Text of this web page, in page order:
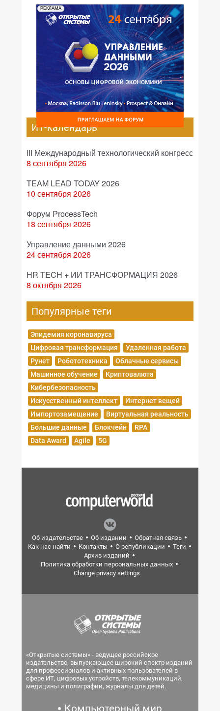
РЕКЛАМА
ИТ-календарь
III Международный технологический конгресс
8 сентября 2026
TEAM LEAD TODAY 2026
10 сентября 2026
Форум ProcessTech
18 сентября 2026
Управление данными 2026
24 сентября 2026
HR TECH + ИИ ТРАНСФОРМАЦИЯ 2026
8 октября 2026
Популярные теги
Эпидемия коронавируса
Цифровая трансформация
Удаленная работа
Рунет
Робототехника
Облачные сервисы
Машинное обучение
Криптовалюта
Кибербезопасность
Искусственный интеллект
Интернет вещей
Импортозамещение
Виртуальная реальность
Большие данные
Блокчейн
RPA
Data Award
Agile 5G
Об издательстве Об издании
Обратная связь
Как нас найти
Контакты О републикации
Теги
Архив изданий
Политика обработки персональных данных
Change privacy settings
«Открытые системы» - ведущее российское
издательство, выпускающее широкий спектр изданий
для профессионалов и активных пользователей в
сфере ИТ, цифровых устройств, телекоммуникаций,
медицины и полиграфии, журналы для детей.
Компьютерный мир